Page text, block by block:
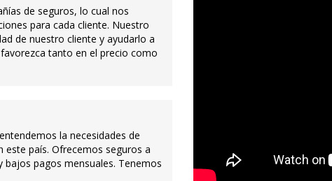
de seguros, lo cual nos
para cada cliente. Nuestro
de nuestro cliente y ayudarlo a
tanto en el precio como
la necesidades de
este país. Ofrecemos seguros a
pagos mensuales. Tenemos